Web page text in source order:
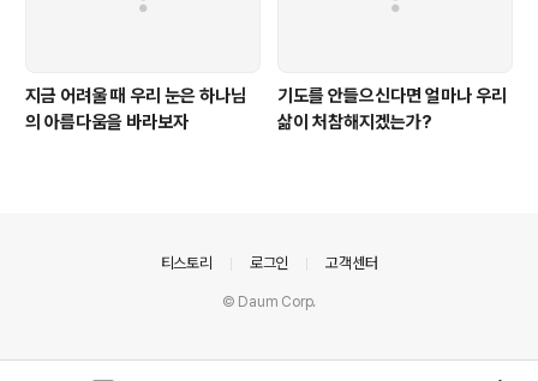
지금 어려울 때 우리 눈은 하나님
의 아름다움을 바라보자
기도를 안들으신다면 얼마나 우리
삶이 처참해지겠는가?
티스토리 로그인 고객센터
© Daum Corp.